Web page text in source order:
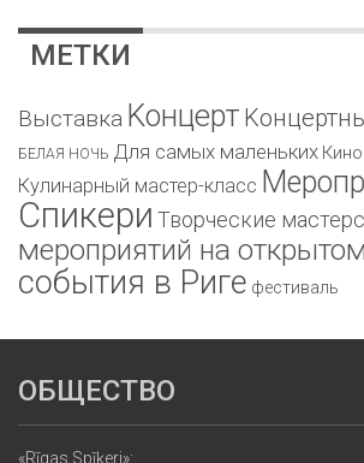
МЕТКИ
Bыставка Kонцерт
БЕЛАЯ НОЧЬ Для самых маленьких Кино
Кулинарный мастер-класс
Спикери Творческие
мероприятий на
события в Риге фестиваль
ОБЩЕСТВО
«Rīgas Spīķeri»: